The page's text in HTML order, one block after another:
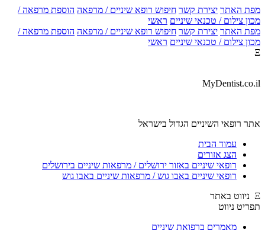
מפת האתר יצירת קשר חיפוש רופא שיניים / מרפאה הוספת מרפאה /
מכון צילום / טכנאי שיניים ראשי
מפת האתר יצירת קשר חיפוש רופא שיניים / מרפאה הוספת מרפאה /
מכון צילום / טכנאי שיניים ראשי
Ξ
MyDentist.co.il
אתר רופאי השיניים הגדול בישראל
עמוד הבית
הצג אזורים
רופאי שיניים באזור ירושלים / מרפאות שיניים בירושלים
רופאי שיניים באבו גוש / מרפאות שיניים באבו גוש
Ξ ניווט באתר
תפריט ניווט
מאמרים ברפואת שיניים